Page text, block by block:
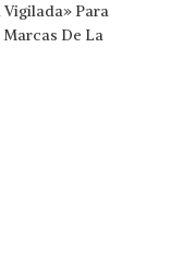
Vigilada» Para
De La